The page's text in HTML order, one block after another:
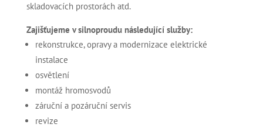
skladovacích prostorách atd.
Zajišťujeme v silnoproudu následující služby:
rekonstrukce, opravy a modernizace elektrické
instalace
osvětlení
montáž hromosvodů
záruční a pozáruční servis
revize